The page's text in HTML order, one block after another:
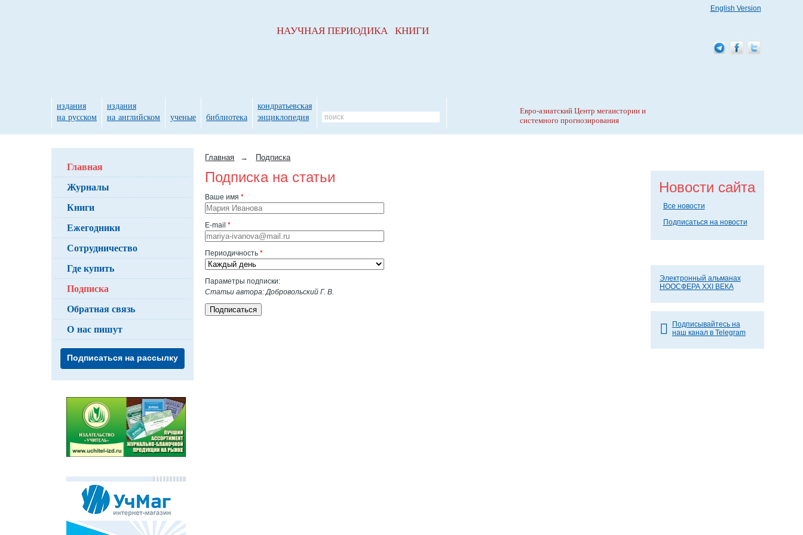
Главная → Подписка
Подписка на статьи
Ваше имя*
E-mail*
Периодичность*
Параметры подписки:
Статьи автора: Добровольский Г. В.
Подписаться
Главная
Журналы
Книги
Ежегодники
Сотрудничество
Где купить
Подписка
Обратная связь
О нас пишут
Подписаться на рассылку
Новости сайта
Все новости
Подписаться на новости
Электронный альманах
НООСФЕРА XXI ВЕКА
Подписывайтесь на
наш канал в Telegram
НАУЧНАЯ ПЕРИОДИКА КНИГИ
издания
на русском
издания
на английском
ученые библиотека
кондратьевская
энциклопедия
Евро-азиатский Центр мегаистории и
системного прогнозирования
English Version